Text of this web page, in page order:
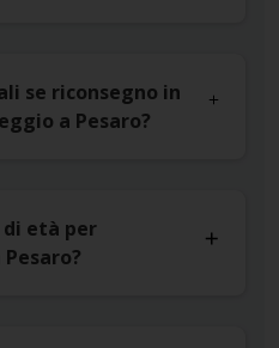
se riconsegno in
a Pesaro?
età per